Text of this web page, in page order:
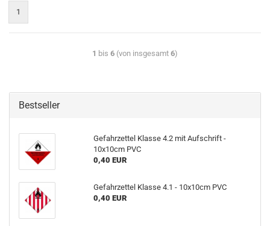
1
1 bis 6 (von insgesamt 6)
Bestseller
Gefahrzettel Klasse 4.2 mit Aufschrift -
10x10cm PVC
0,40 EUR
Gefahrzettel Klasse 4.1 - 10x10cm PVC
0,40 EUR